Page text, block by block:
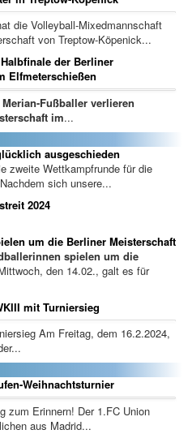
die Volleyball-Mixedmannschaft
von Treptow-Köpenick...
der Berliner
Elfmeterschießen
Fußballer verlieren
im...
ausgeschieden
zweite Wettkampfrunde für die
sich unsere...
2024
um die Berliner Meisterschaft
spielen um die
den 14.02., galt es für
mit Turniersieg
Am Freitag, dem 16.2.2024,
Weihnachtsturnier
zum Erinnern! Der 1.FC Union
aus Madrid...